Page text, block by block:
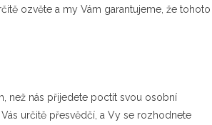
ozvěte a my Vám garantujeme, že tohoto
než nás přijedete poctít svou osobní
určitě přesvědčí, a Vy se rozhodnete